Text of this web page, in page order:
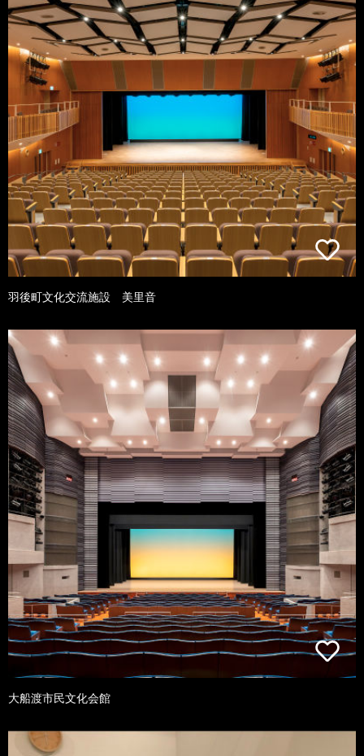
羽後町文化交流施設 美里音
大船渡市民文化会館